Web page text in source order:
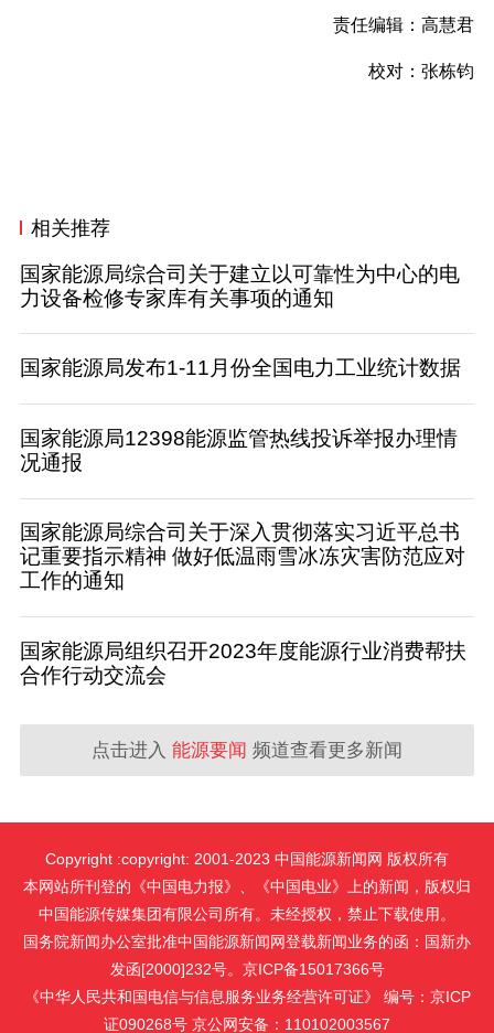
责任编辑：高慧君
校对：张栋钧
相关推荐
国家能源局综合司关于建立以可靠性为中心的电
力设备检修专家库有关事项的通知
国家能源局发布1-11月份全国电力工业统计数据
国家能源局12398能源监管热线投诉举报办理情
况通报
国家能源局综合司关于深入贯彻落实习近平总书
记重要指示精神 做好低温雨雪冰冻灾害防范应对
工作的通知
国家能源局组织召开2023年度能源行业消费帮扶
合作行动交流会
点击进入 能源要闻 频道查看更多新闻
Copyright :copyright: 2001-2023 中国能源新闻网 版权所有
本网站所刊登的《中国电力报》、《中国电业》上的新闻，版权归
中国能源传媒集团有限公司所有。未经授权，禁止下载使用。
国务院新闻办公室批准中国能源新闻网登载新闻业务的函：国新办
发函[2000]232号。京ICP备15017366号
《中华人民共和国电信与信息服务业务经营许可证》 编号：京ICP
证090268号 京公网安备：110102003567